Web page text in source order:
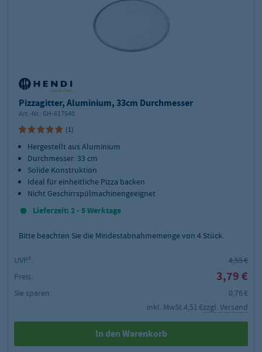
Pizzagitter, Aluminium, 33cm Durchmesser
Art.-Nr.: GH-617540
(1)
Hergestellt aus Aluminium
Durchmesser: 33 cm
Solide Konstruktion
Ideal für einheitliche Pizza backen
Nicht Geschirrspülmachinengeeignet
Lieferzeit: 2 - 5 Werktage
Bitte beachten Sie die Mindestabnahmemenge von 4 Stück.
UVP²:
4,55 €
Preis:
3,79 €
Sie sparen:
0,76 €
inkl. MwSt.4,51 €zzgl. Versand
In den Warenkorb